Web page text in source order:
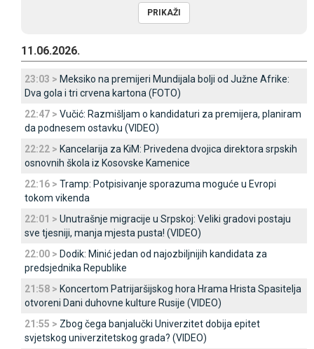
11.06.2026.
23:03 > Meksiko na premijeri Mundijala bolji od Јužne Afrike:
Dva gola i tri crvena kartona (FOTO)
22:47 > Vučić: Razmišljam o kandidaturi za premijera, planiram
da podnesem ostavku (VIDEO)
22:22 > Kancelarija za KiM: Privedena dvojica direktora srpskih
osnovnih škola iz Kosovske Kamenice
22:16 > Tramp: Potpisivanje sporazuma moguće u Evropi
tokom vikenda
22:01 > Unutrašnje migracije u Srpskoj: Veliki gradovi postaju
sve tjesniji, manja mjesta pusta! (VIDEO)
22:00 > Dodik: Minić jedan od najozbiljnijih kandidata za
predsjednika Republike
21:58 > Koncertom Patrijaršijskog hora Hrama Hrista Spasitelja
otvoreni Dani duhovne kulture Rusije (VIDEO)
21:55 > Zbog čega banjalučki Univerzitet dobija epitet
svjetskog univerzitetskog grada? (VIDEO)